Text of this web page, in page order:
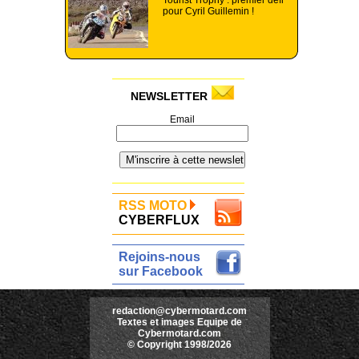
pour Cyril Guillemin !
NEWSLETTER
Email
RSS MOTO
CYBERFLUX
Rejoins-nous
sur Facebook
redaction@cybermotard.com
Textes et images Equipe de
Cybermotard.com
© Copyright 1998/2026